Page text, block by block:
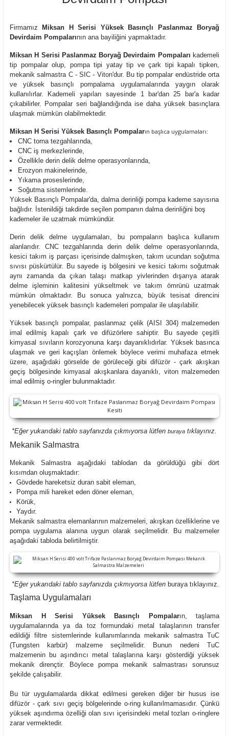
Firmamız
Miksan H Serisi Yüksek Basınçlı Paslanmaz Boryağ
Devirdaim Pompalarının ana bayiliğini yapmaktadır.
Miksan H Serisi Paslanmaz Boryağ Devirdaim Pompaları kademeli
tip pompalar olup, pompa tipi yatay tip ve çark tipi kapalı tipken,
mekanik salmastra C - SIC - Viton'dur. Bu tip pompalar endüstride orta
ve yüksek basınçlı pompalama uygulamalarında yaygın olarak
kullanılırlar. Kademeli yapıları sayesinde 1 bar'dan 25 bar'a kadar
çıkabilirler. Pompalar seri bağlandığında ise daha yüksek basınçlara
ulaşmak mümkün olabilmektedir.
Miksan H Serisi Yüksek Basınçlı Pompaların başlıca uygulamaları:
CNC torna tezgahlarında,
CNC iş merkezlerinde,
Özellikle derin delik delme operasyonlarında,
Erozyon makinelerinde,
Yıkama proseslerinde,
Soğutma sistemlerinde.
Yüksek Basınçlı Pompalar'da, dalma derinliği pompa kademe sayısına
bağlıdır. İstenildiği takdirde seçilen pompanın dalma derinliğini boş
kademeler ile uzatmak mümkündür.
Derin delik delme uygulamaları, bu pompaların başlıca kullanım
alanlarıdır. CNC tezgahlarında derin delik delme operasyonlarında,
kesici takım iş parçası içerisinde dalmışken, takım ucundan soğutma
sıvısı püskürtülür. Bu sayede iş bölgesini ve kesici takımı soğutmak
aynı zamanda da çıkan talaşı matkap yivlerinden dışarıya atarak
delme işleminin kalitesini yükseltmek ve takım ömrünü uzatmak
mümkün olmaktadır. Bu sonuca yalnızca, büyük tesisat direncini
yenebilecek yüksek basınçlı kademeleri pompalar ile ulaşılabilir.
Yüksek basınçlı pompalar, paslanmaz çelik (AISI 304) malzemeden
imal edilmiş kapalı çark ve difüzörlere sahiptir. Bu sayede çeşitli
kimyasal sıvıların korozyonuna karşı dayanıklıdırlar. Yüksek basınca
ulaşmak ve geri kaçışları önlemek böylece verimi muhafaza etmek
üzere, aşağıdaki görselde de görüleceği gibi difüzör - çark akışkan
geçiş bölgesinde kimyasal akışkanlara dayanıklı, viton malzemeden
imal edilmiş o-ringler bulunmaktadır.
*Eğer yukarıdaki tablo sayfanızda çıkmıyorsa lütfen buraya tıklayınız.
Mekanik Salmastra
Mekanik Salmastra aşağıdaki tablodan da görüldüğü gibi dört
kısımdan oluşmaktadır:
Gövdede hareketsiz duran sabit eleman,
Pompa mili hareket eden döner eleman,
Körük,
Yaydır.
Mekanik salmastra elemanlarının malzemeleri, akışkan özelliklerine ve
pompa uygulama alanına uygun olarak seçilmelidir. Bu malzemeler
aşağıdaki tabloda belirtilmiştir.
*Eğer yukarıdaki tablo sayfanızda çıkmıyorsa lütfen burayatıklayınız.
Taşlama Uygulamaları
Miksan H Serisi Yüksek Basınçlı Pompaların, taşlama
uygulamalarında ya da toz formundaki metal talaşlarının transfer
edildiği filtre sistemlerinde kullanımlarında mekanik salmastra TuC
(Tungsten karbür) malzeme seçilmelidir. Bunun nedeni TuC
malzemenin bu aşındırıcı metal talaşlarına karşı gösterdiği yüksek
mekanik dirençtir. Böylece pompa mekanik salmastrası sorunsuz
şekilde çalışabilir.
Bu tür uygulamalarda dikkat edilmesi gereken diğer bir husus ise
difüzör - çark sıvı geçiş bölgelerinde o-ring kullanılmamasıdır. Çünkü
yüksek aşındırma özelliği olan sıvı içerisindeki metal tozları o-ringlere
zarar vermektedir.